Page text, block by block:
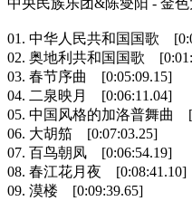
01. 中华人民共和国国歌
02. 奥地利共和国国歌
03. 春节序曲 [0:05:09.15]
04. 二泉映月 [0:06:11.04]
05. 中国风格的加洛普舞曲
06. 大胡笳 [0:07:03.25]
07. 百鸟朝凤 [0:06:54.19]
08. 春江花月夜 [0:08:41.10]
09. 漠楼 [0:09:39.65]